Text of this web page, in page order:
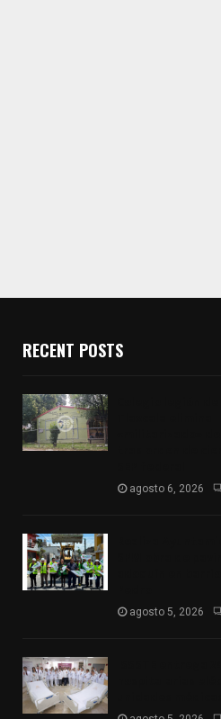
RECENT POSTS
agosto 6, 2026
agosto 5, 2026